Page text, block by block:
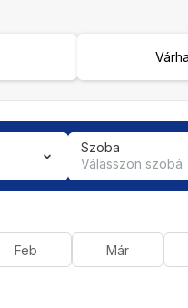
Szoba
Válasszon szobá
Feb Már